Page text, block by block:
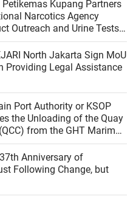
Kupang Partners
Narcotics Agency
Outreach and Urine Tests
a Drug-Free Work
North Jakarta Sign MoU
Providing Legal Assistance
Port Authority or KSOP
the Unloading of the Quay
from the GHT Marimas
Pier
Anniversary of
Following Change, but